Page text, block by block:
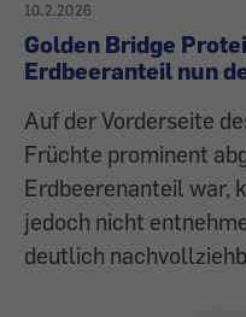
10.2.2026
Golden Bridge
Erdbeeranteil nun
Auf der Vorderseite
Früchte prominent
Erdbeerenanteil war,
jedoch nicht
deutlich